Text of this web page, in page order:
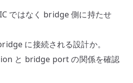
ではなく bridge 側に持たせ
に接続される設計か。
と bridge port の関係を確認